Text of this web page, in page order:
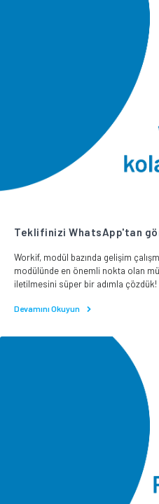
Teklifinizi WhatsApp'tan
Workif, modül bazında gelişim
modülünde en önemli nokta olan
iletilmesini süper bir adımla
Devamını Okuyun